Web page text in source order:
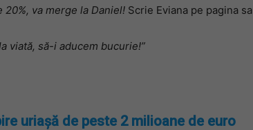
va merge la Daniel! Scrie Eviana pe pagina sa
viată, să-i aducem bucurie!”
uriașă de peste 2 milioane de euro